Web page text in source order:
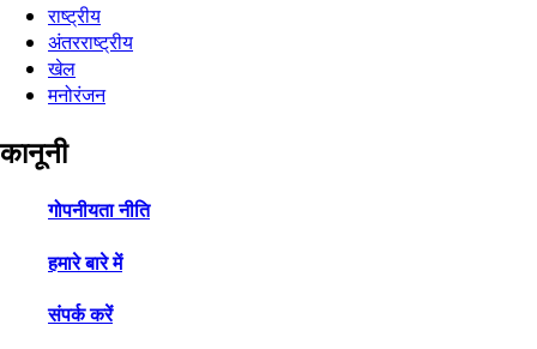
राष्ट्रीय
अंतरराष्ट्रीय
खेल
मनोरंजन
कानूनी
गोपनीयता नीति
हमारे बारे में
संपर्क करें